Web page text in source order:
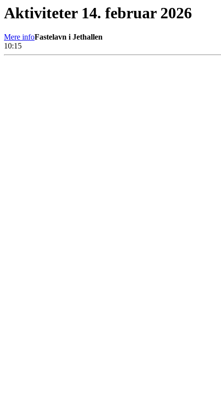
Aktiviteter 14. februar 2026
Mere infoFastelavn i Jethallen
10:15